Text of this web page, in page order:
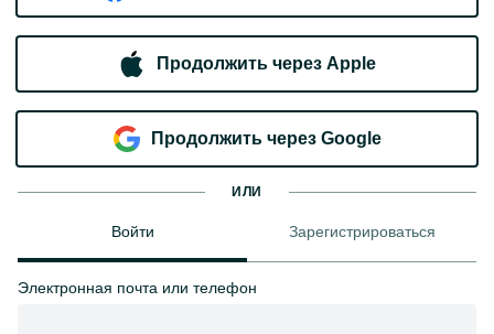
Продолжить через Apple
Продолжить через Google
ИЛИ
Войти Зарегистрироваться
Электронная почта или телефон